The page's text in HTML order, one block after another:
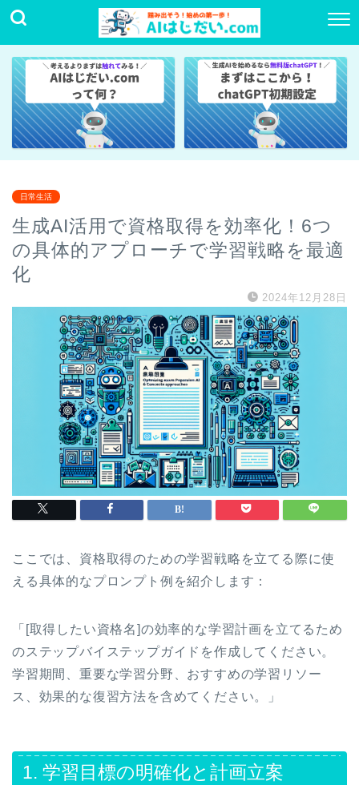
日常生活
生成AI活用で資格取得を効率化！6つ
の具体的アプローチで学習戦略を最適
化
2024年12月28日
ここでは、資格取得のための学習戦略を立てる際に使
える具体的なプロンプト例を紹介します：
「[取得したい資格名]の効率的な学習計画を立てるため
のステップバイステップガイドを作成してください。
学習期間、重要な学習分野、おすすめの学習リソー
ス、効果的な復習方法を含めてください。」
1. 学習目標の明確化と計画立案